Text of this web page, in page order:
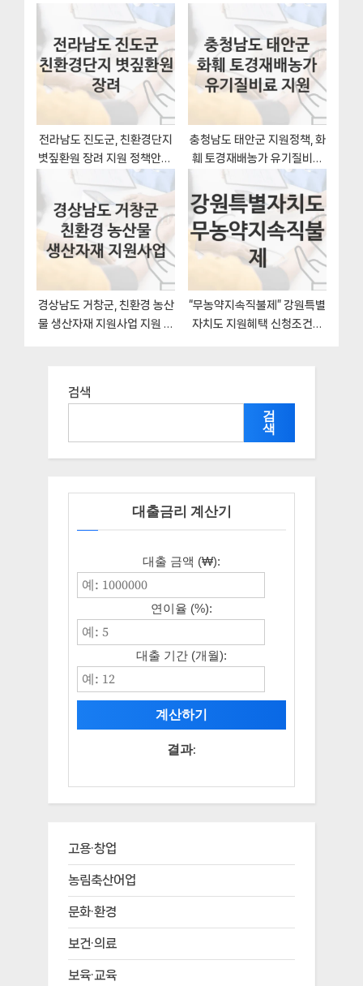
과 구비서류
과 구비서류
전라남도 진도군, 친환경단지
볏짚환원 장려 지원 정책안내,
신청 자격조건과 구비서류
충청남도 태안군 지원정책, 화
훼 토경재배농가 유기질비료
지원-자격조건과 일정
경상남도 거창군, 친환경 농산
물 생산자재 지원사업 지원 정
“무농약지속직불제” 강원특별
자치도 지원혜택 신청조건과
검색
검
색
대출금리 계산기
대출 금액 (₩):
연이율 (%):
대출 기간 (개월):
계산하기
결과:
고용·창업
농림축산어업
문화·환경
보건·의료
보육·교육